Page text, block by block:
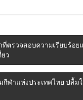
ตรวจสอบความเรียบร้อ
ว
กีฬาแห่งประเทศไทย ปลื้